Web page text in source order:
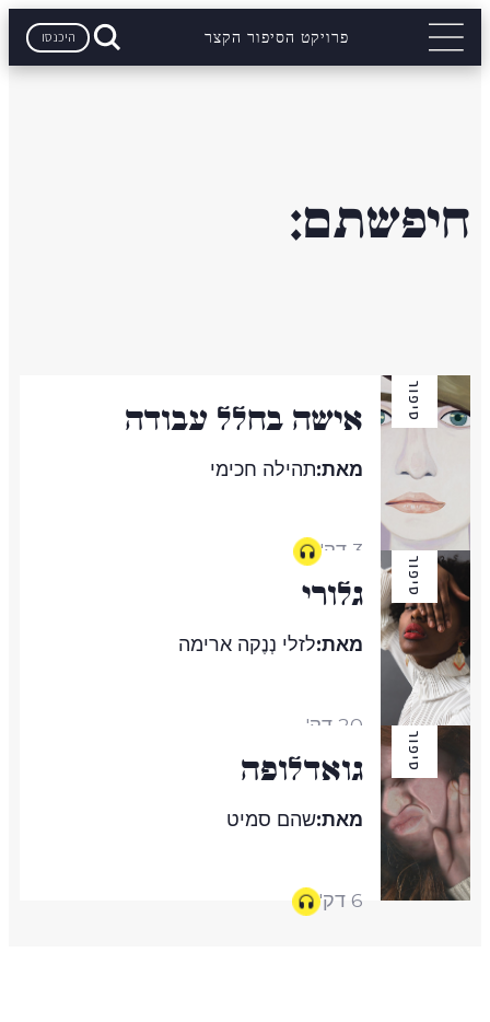
פרויקט הסיפור הקצר היכנסו
חיפשתם:
סיפור אישה בחלל עבודה
מאת:תהילה חכימי
3 דק'
סיפור גלורי
מאת:לזלי נְנֶקה ארימה
20 דק'
סיפור גואדלופה
מאת:שהם סמיט
6 דק'